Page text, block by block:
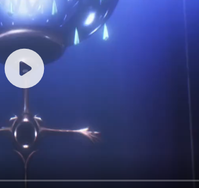
解析
不死者之王第三季 -第01
投屏到电视